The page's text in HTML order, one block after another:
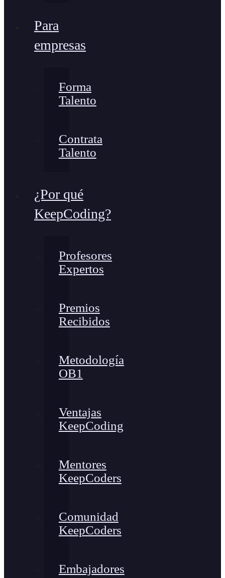
Para
empresas
Forma
Talento
Contrata
Talento
¿Por qué
KeepCoding?
Profesores
Expertos
Premios
Recibidos
Metodología
OB1
Ventajas
KeepCoding
Mentores
KeepCoders
Comunidad
KeepCoders
Embajadores